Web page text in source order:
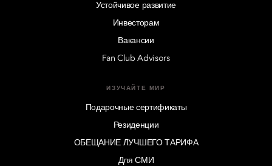
Устойчивое развитие
Инвесторам
Вакансии
Fan Club Advisors
ИЗУЧАЙТЕ МИР
Подарочные сертификаты
Резиденции
ОБЕЩАНИЕ ЛУЧШЕГО ТАРИФА
Для СМИ